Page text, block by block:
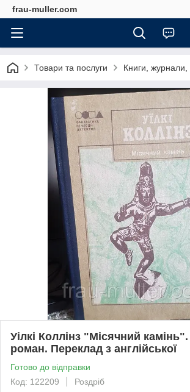
frau-muller.com
Товари та послуги Книги, журнали,
Уілкі Коллінз "Місячний
роман. Переклад з англійської
Готово до відправки
Код: 122209
Роздріб